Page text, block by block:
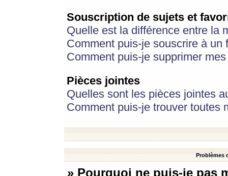
Souscription de sujets et
Quelle est la différence entre la
Comment puis-je souscrire à
Comment puis-je supprimer
Pièces jointes
Quelles sont les pièces jointes
Comment puis-je trouver toutes
Problèmes
» Pourquoi ne puis-je pas